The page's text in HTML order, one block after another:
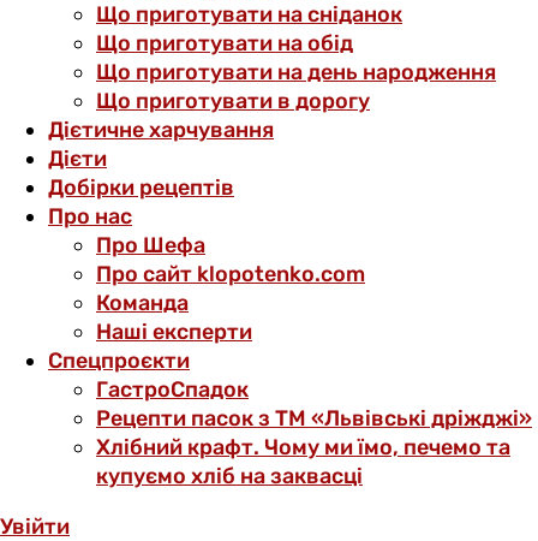
Що приготувати на сніданок
Що приготувати на обід
Що приготувати на день народження
Що приготувати в дорогу
Дієтичне харчування
Дієти
Добірки рецептів
Про нас
Про Шефа
Про сайт klopotenko.com
Команда
Наші експерти
Спецпроєкти
ГастроСпадок
Рецепти пасок з ТМ «Львівські дріжджі»
Хлібний крафт. Чому ми їмо, печемо та
купуємо хліб на заквасці
Увійти